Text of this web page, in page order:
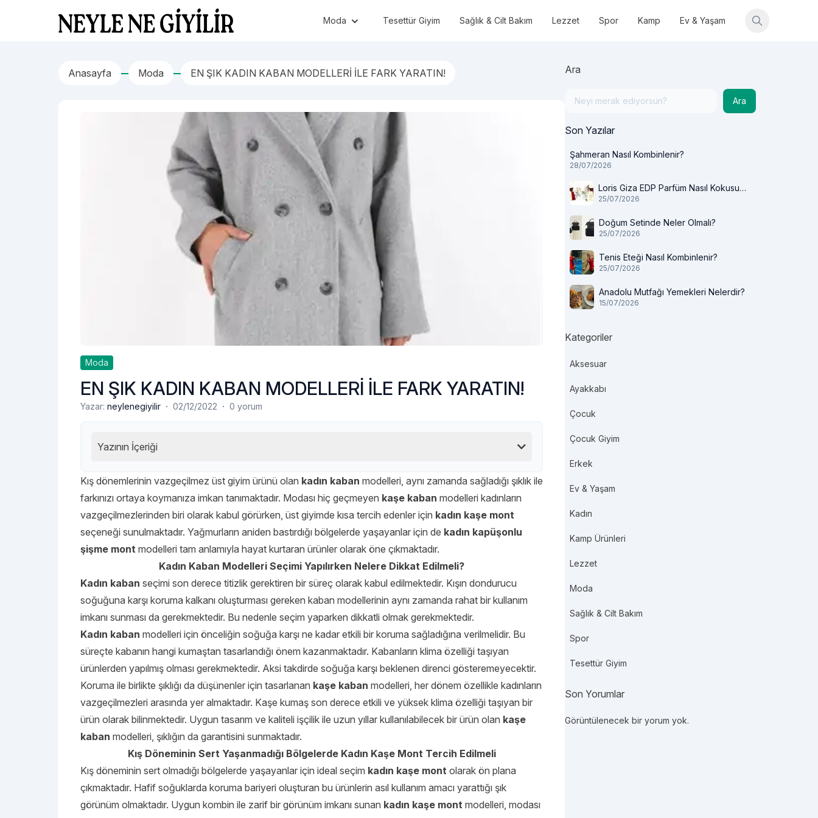
Neyle Ne Giyilir Moda Tesettür Giyim Sağlık & Cilt Bakım Lezzet Spor Kamp Ev & Yaşam
Anasayfa Moda EN ŞIK KADIN KABAN MODELLERİ İLE FARK YARATIN!
Moda
EN ŞIK KADIN KABAN MODELLERİ İLE FARK YARATIN!
Yazar: neylenegiyilir · 02/12/2022 · 0 yorum
Yazının İçeriği
Kış dönemlerinin vazgeçilmez üst giyim ürünü olan kadın kaban modelleri, aynı zamanda sağladığı şıklık ile
farkınızı ortaya koymanıza imkan tanımaktadır. Modası hiç geçmeyen kaşe kaban modelleri kadınların
vazgeçilmezlerinden biri olarak kabul görürken, üst giyimde kısa tercih edenler için kadın kaşe mont
seçeneği sunulmaktadır. Yağmurların aniden bastırdığı bölgelerde yaşayanlar için de kadın kapüşonlu
şişme mont modelleri tam anlamıyla hayat kurtaran ürünler olarak öne çıkmaktadır.
Kadın Kaban Modelleri Seçimi Yapılırken Nelere Dikkat Edilmeli?
Kadın kaban seçimi son derece titizlik gerektiren bir süreç olarak kabul edilmektedir. Kışın dondurucu
soğuğuna karşı koruma kalkanı oluşturması gereken kaban modellerinin aynı zamanda rahat bir kullanım
imkanı sunması da gerekmektedir. Bu nedenle seçim yaparken dikkatli olmak gerekmektedir.
Kadın kaban modelleri için önceliğin soğuğa karşı ne kadar etkili bir koruma sağladığına verilmelidir. Bu
süreçte kabanın hangi kumaştan tasarlandığı önem kazanmaktadır. Kabanların klima özelliği taşıyan
ürünlerden yapılmış olması gerekmektedir. Aksi takdirde soğuğa karşı beklenen direnci gösteremeyecektir.
Koruma ile birlikte şıklığı da düşünenler için tasarlanan kaşe kaban modelleri, her dönem özellikle kadınların
vazgeçilmezleri arasında yer almaktadır. Kaşe kumaş son derece etkili ve yüksek klima özelliği taşıyan bir
ürün olarak bilinmektedir. Uygun tasarım ve kaliteli işçilik ile uzun yıllar kullanılabilecek bir ürün olan kaşe
kaban modelleri, şıklığın da garantisini sunmaktadır.
Kış Döneminin Sert Yaşanmadığı Bölgelerde Kadın Kaşe Mont Tercih Edilmeli
Kış döneminin sert olmadığı bölgelerde yaşayanlar için ideal seçim kadın kaşe mont olarak ön plana
çıkmaktadır. Hafif soğuklarda koruma bariyeri oluşturan bu ürünlerin asıl kullanım amacı yarattığı şık
görünüm olmaktadır. Uygun kombin ile zarif bir görünüm imkanı sunan kadın kaşe mont modelleri, modası
Ara
Ara
Son Yazılar
Şahmeran Nasıl Kombinlenir?
28/07/2026
Loris Giza EDP Parfüm Nasıl Kokusu
Var?
25/07/2026
Doğum Setinde Neler Olmalı?
25/07/2026
Tenis Eteği Nasıl Kombinlenir?
25/07/2026
Anadolu Mutfağı Yemekleri Nelerdir?
15/07/2026
Kategoriler
Aksesuar
Ayakkabı
Çocuk
Çocuk Giyim
Erkek
Ev & Yaşam
Kadın
Kamp Ürünleri
Lezzet
Moda
Sağlık & Cilt Bakım
Spor
Tesettür Giyim
Son Yorumlar
Görüntülenecek bir yorum yok.